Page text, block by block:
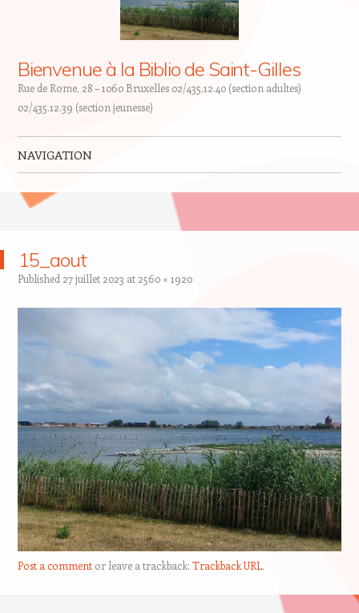
Bienvenue à la Biblio de Saint-Gilles
Rue de Rome, 28 – 1060 Bruxelles 02/435.12.40 (section adultes)
02/435.12.39 (section jeunesse)
NAVIGATION
15_aout
Published 27 juillet 2023 at 2560 × 1920
Post a commentor leave a trackback: Trackback URL.